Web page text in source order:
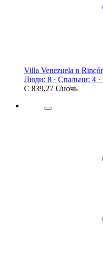
Villa Venezuela в
Люди: 8 · Спальни: 4
С 839,27 €/ночь